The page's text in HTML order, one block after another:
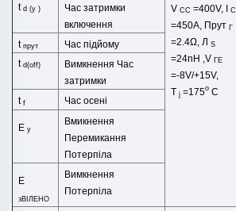
td(у)
Час затримки
включення
VCC=400V, IC
=450A, ПрутГ
=2.4Ω,ЛS
=24nH ,VГЕ
=-8V/+15V,
Tj=175o C
tпрут Час підйому
td(off) Вимкнення Час
затримки
tf Час осені
Еу
Вмикнення
Перемикання
Потерпіла
Е
зВІЛЕНО
Вимкнення
Потерпіла